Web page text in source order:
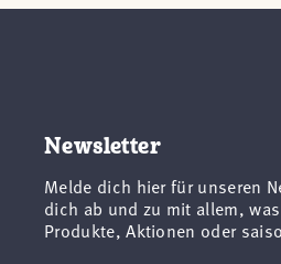
Newsletter
Melde dich hier für unseren
dich ab und zu mit allem,
Produkte, Aktionen oder